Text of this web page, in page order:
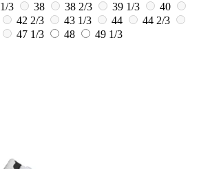
3 38 38 2/3 39 1/3
40
42 2/3 43 1/3 44
44 2/3
47 1/3 48
49 1/3